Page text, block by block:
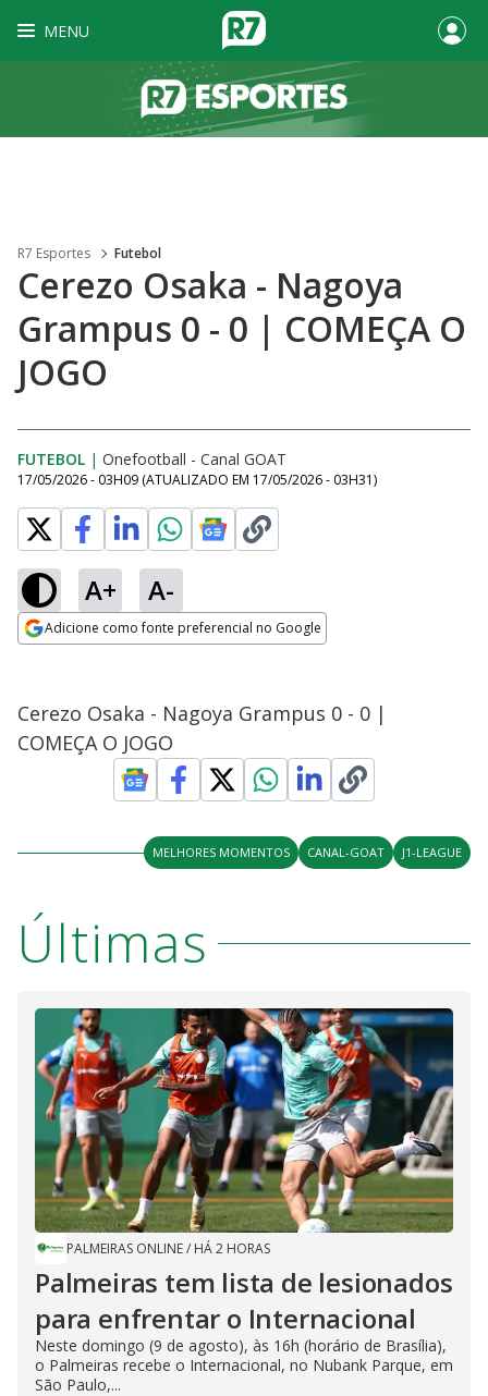
MENU
R7 Esportes Futebol
Cerezo Osaka - Nagoya
Grampus 0 - 0 | COMEÇA O
JOGO
FUTEBOL | Onefootball - Canal GOAT
17/05/2026 - 03H09 (ATUALIZADO EM 17/05/2026 - 03H31)
A+ A-
Adicione como fonte preferencial no Google
Cerezo Osaka - Nagoya Grampus 0 - 0 |
COMEÇA O JOGO
MELHORES MOMENTOS CANAL-GOAT J1-LEAGUE
Últimas
PALMEIRAS ONLINE/ HÁ 2 HORAS
Palmeiras tem lista de lesionados
para enfrentar o Internacional
Neste domingo (9 de agosto), às 16h (horário de Brasília),
o Palmeiras recebe o Internacional, no Nubank Parque, em
São Paulo,...